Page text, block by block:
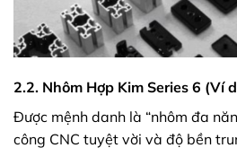
2.2. Nhôm Hợp Kim Series 6 (Ví
Được mệnh danh là “nhôm đa
công CNC tuyệt vời và độ bền